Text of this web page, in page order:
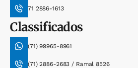
71 2886-1613
Classificados
(71) 99965-8961
(71) 2886-2683 / Ramal 8526